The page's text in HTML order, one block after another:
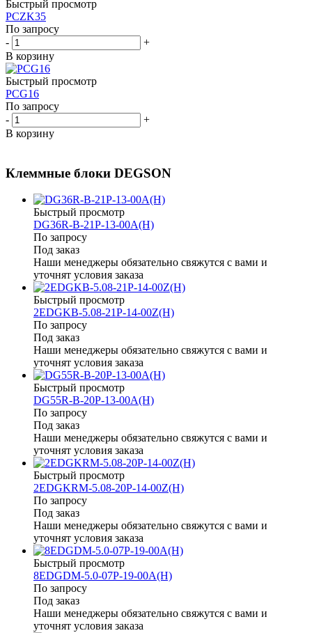
Быстрый просмотр
PCZK35
По запросу
-
+
В корзину
Быстрый просмотр
PCG16
По запросу
-
+
В корзину
Клеммные блоки DEGSON
Быстрый просмотр
DG36R-B-21P-13-00A(H)
По запросу
Под заказ
Наши менеджеры обязательно свяжутся с вами и
уточнят условия заказа
Быстрый просмотр
2EDGKB-5.08-21P-14-00Z(H)
По запросу
Под заказ
Наши менеджеры обязательно свяжутся с вами и
уточнят условия заказа
Быстрый просмотр
DG55R-B-20P-13-00A(H)
По запросу
Под заказ
Наши менеджеры обязательно свяжутся с вами и
уточнят условия заказа
Быстрый просмотр
2EDGKRM-5.08-20P-14-00Z(H)
По запросу
Под заказ
Наши менеджеры обязательно свяжутся с вами и
уточнят условия заказа
Быстрый просмотр
8EDGDM-5.0-07P-19-00A(H)
По запросу
Под заказ
Наши менеджеры обязательно свяжутся с вами и
уточнят условия заказа